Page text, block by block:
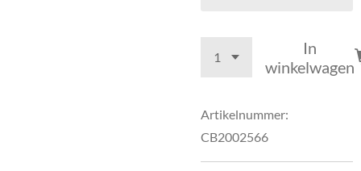
In
winkelwagen
Artikelnummer:
CB2002566